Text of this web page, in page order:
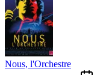
Nous, l'Orchestre